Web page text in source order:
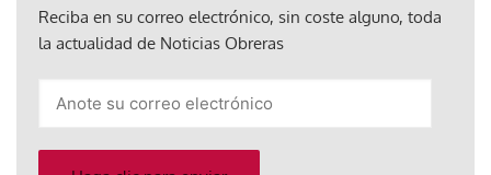
Reciba en su correo electrónico, sin coste alguno, toda
la actualidad de Noticias Obreras
electrónico